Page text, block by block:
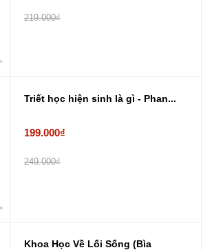
219.000₫
Triết học hiện sinh là gì - Phan...
199.000₫
249.000₫
Khoa Học Về Lối Sống (Bìa